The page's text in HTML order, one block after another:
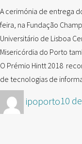
A cerimónia de entrega
feira, na Fundação
Universitário de Lisboa
Misericórdia do Porto
O Prémio Hintt 2018
de tecnologias de
Autor
ipoporto10